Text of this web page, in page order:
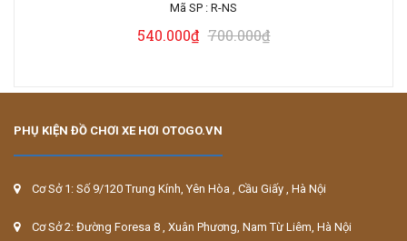
Mã SP : R-NS
540.000₫ 700.000₫
PHỤ KIỆN ĐỒ CHƠI XE HƠI OTOGO.VN
Cơ Sở 1: Số 9/120 Trung Kính, Yên Hòa , Cầu Giấy , Hà Nội
Cơ Sở 2: Đường Foresa 8 , Xuân Phương, Nam Từ Liêm, Hà Nội